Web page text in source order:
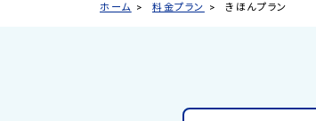
ホーム 料金プラン きほんプラン